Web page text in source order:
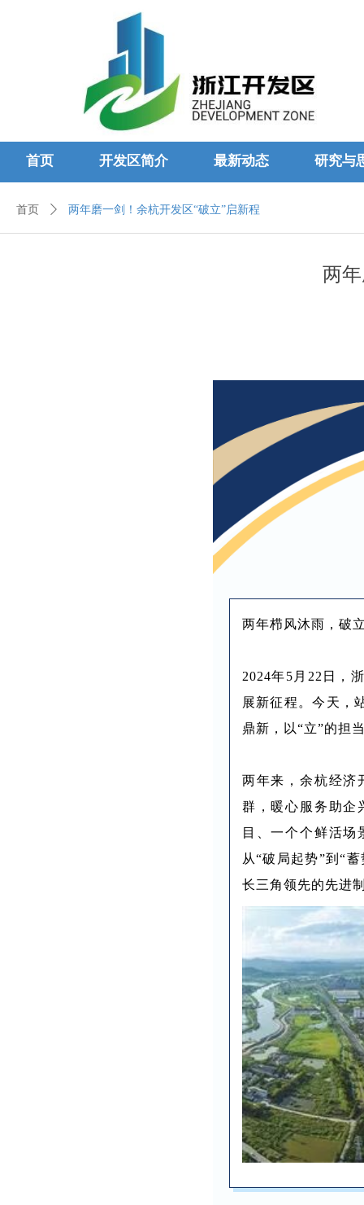
首页 开发区简介 最新动态 研究与
两
两年栉风沐雨，破
2024年5月22日，
展新征程。今天，
鼎新，以“立”的担
两年来，余杭经济
群，暖心服务助企
目、一个个鲜活
从“破局起势”到“
长三角领先的先进
首页 ꄲ 两年磨一剑！余杭开发区“破立”启新程